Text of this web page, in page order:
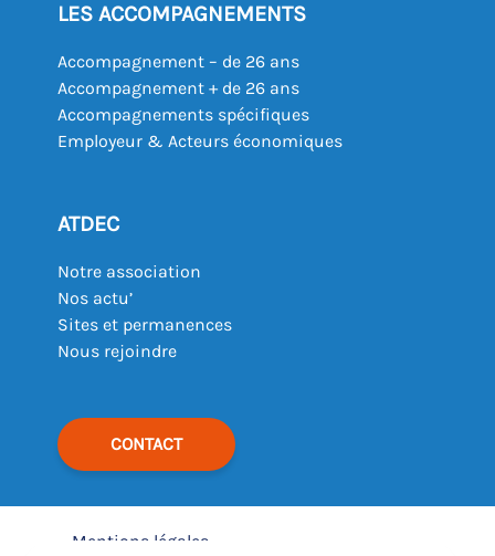
LES ACCOMPAGNEMENTS
Accompagnement – de 26 ans
Accompagnement + de 26 ans
Accompagnements spécifiques
Employeur & Acteurs économiques
ATDEC
Notre association
Nos actu’
Sites et permanences
Nous rejoindre
CONTACT
Mentions légales